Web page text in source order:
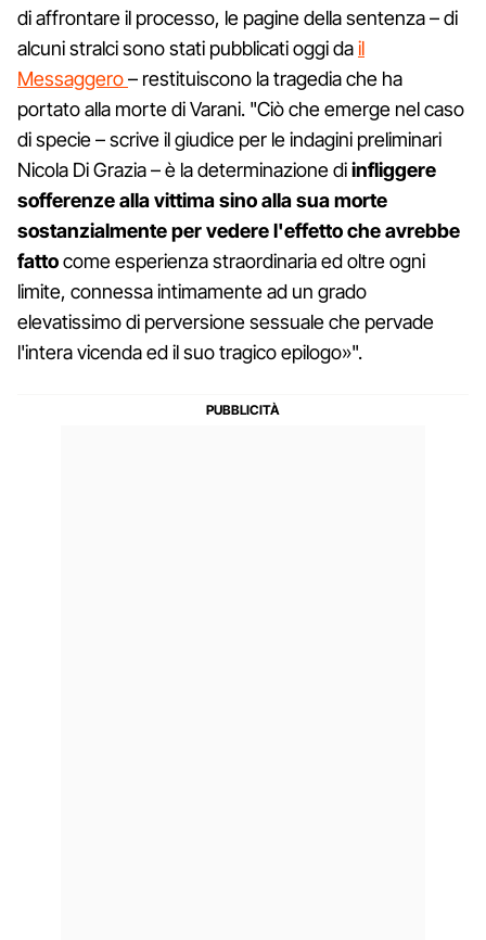
di affrontare il processo, le pagine della sentenza – di
alcuni stralci sono stati pubblicati oggi dail
Messaggero– restituiscono la tragedia che ha
portato alla morte di Varani. "Ciò che emerge nel caso
di specie – scrive il giudice per le indagini preliminari
Nicola Di Grazia – è la determinazione diinfliggere
sofferenze alla vittima sino alla sua morte
sostanzialmente per vedere l'effetto che avrebbe
fattocome esperienza straordinaria ed oltre ogni
limite, connessa intimamente ad un grado
elevatissimo di perversione sessuale che pervade
l'intera vicenda ed il suo tragico epilogo»".